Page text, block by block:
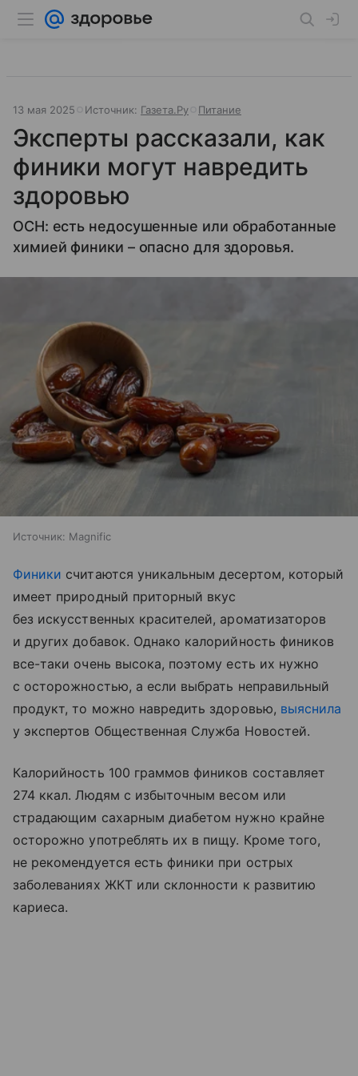
13 мая 2025 Источник: Газета.Ру Питание
Эксперты рассказали, как
финики могут навредить
здоровью
ОСН: есть недосушенные или обработанные
химией финики – опасно для здоровья.
Источник: Magnific
Финики считаются уникальным десертом, который
имеет природный приторный вкус
без искусственных красителей, ароматизаторов
и других добавок. Однако калорийность фиников
все-таки очень высока, поэтому есть их нужно
с осторожностью, а если выбрать неправильный
продукт, то можно навредить здоровью, выяснила
у экспертов Общественная Служба Новостей.
Калорийность 100 граммов фиников составляет
274 ккал. Людям с избыточным весом или
страдающим сахарным диабетом нужно крайне
осторожно употреблять их в пищу. Кроме того,
не рекомендуется есть финики при острых
заболеваниях ЖКТ или склонности к развитию
кариеса.